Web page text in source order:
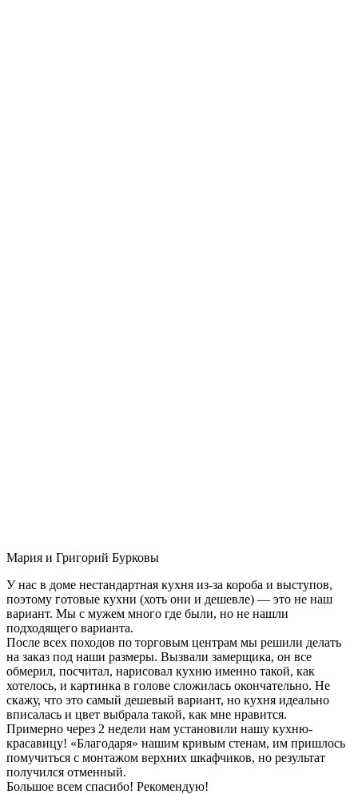
Мария и Григорий Бурковы
У нас в доме нестандартная кухня из-за короба и выступов,
поэтому готовые кухни (хоть они и дешевле) — это не наш
вариант. Мы с мужем много где были, но не нашли
подходящего варианта.
После всех походов по торговым центрам мы решили делать
на заказ под наши размеры. Вызвали замерщика, он все
обмерил, посчитал, нарисовал кухню именно такой, как
хотелось, и картинка в голове сложилась окончательно. Не
скажу, что это самый дешевый вариант, но кухня идеально
вписалась и цвет выбрала такой, как мне нравится.
Примерно через 2 недели нам установили нашу кухню-
красавицу! «Благодаря» нашим кривым стенам, им пришлось
помучиться с монтажом верхних шкафчиков, но результат
получился отменный.
Большое всем спасибо! Рекомендую!